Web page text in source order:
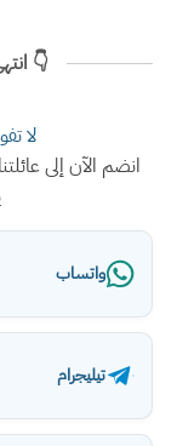
👇
لا
انضم الآن إلى
واتساب
تيليجرام